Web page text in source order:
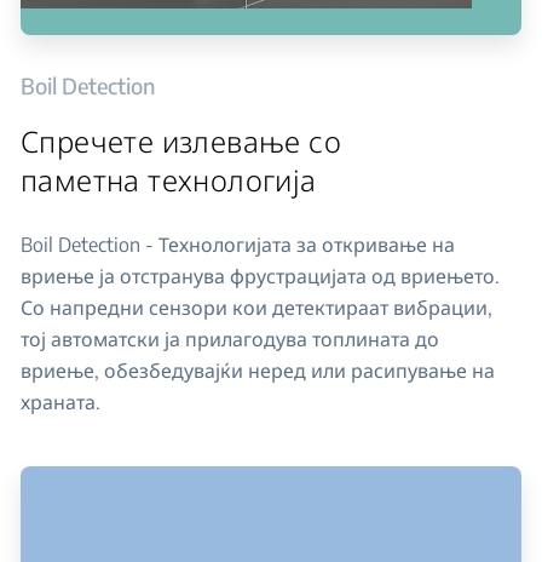
Boil Detection
Спречете излевање со
паметна технологија
Boil Detection - Технологијата за откривање на
вриење ја отстранува фрустрацијата од вриењето.
Со напредни сензори кои детектираат вибрации,
тој автоматски ја прилагодува топлината до
вриење, обезбедувајќи неред или расипување на
храната.